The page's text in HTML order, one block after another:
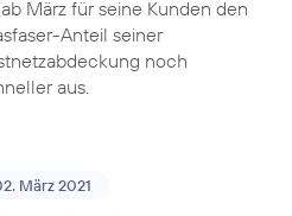
März für seine Kunden den
Anteil seiner
noch
aus.
März 2021